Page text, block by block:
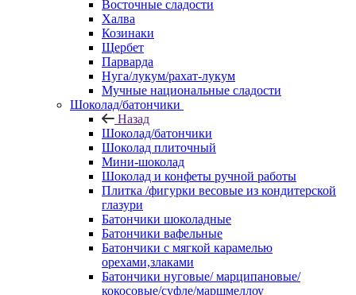
Восточные сладости
Халва
Козинаки
Щербет
Парварда
Нуга/лукум/рахат-лукум
Мучные национальные сладости
Шоколад/батончики
Назад
Шоколад/батончики
Шоколад плиточный
Мини-шоколад
Шоколад и конфеты ручной работы
Плитка /фигурки весовые из кондитерской
глазури
Батончики шоколадные
Батончики вафельные
Батончики с мягкой карамелью
орехами,злаками
Батончики нуговые/ марципановые/
кокосовые/суфле/маршмеллоу